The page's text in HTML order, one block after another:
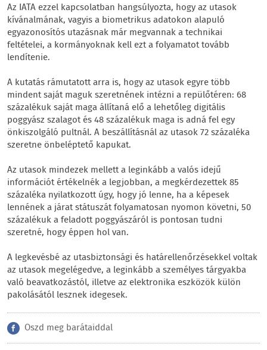
Az IATA ezzel kapcsolatban hangsúlyozta, hogy az utasok
kívánalmának, vagyis a biometrikus adatokon alapuló
egyazonosítós utazásnak már megvannak a technikai
feltételei, a kormányoknak kell ezt a folyamatot tovább
lendítenie.
A kutatás rámutatott arra is, hogy az utasok egyre több
mindent saját maguk szeretnének intézni a repülőtéren: 68
százalékuk saját maga állítaná elő a lehetőleg digitális
poggyász szalagot és 48 százalékuk maga is adná fel egy
önkiszolgáló pultnál. A beszállításnál az utasok 72 százaléka
szeretne önbeléptető kapukat.
Az utasok mindezek mellett a leginkább a valós idejű
információt értékelnék a legjobban, a megkérdezettek 85
százaléka nyilatkozott úgy, hogy jó lenne, ha a képesek
lennének a járat státuszát folyamatosan nyomon követni, 50
százalékuk a feladott poggyászáról is pontosan tudni
szeretné, hogy éppen hol van.
A legkevésbé az utasbiztonsági és határellenőrzésekkel voltak
az utasok megelégedve, a leginkább a személyes tárgyakba
való beavatkozástól, illetve az elektronika eszközök külön
pakolásától lesznek idegesek.
Oszd meg barátaiddal